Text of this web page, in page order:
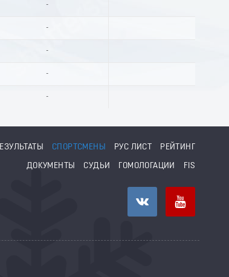
-
-
-
-
-
СПОРТСМЕНЫ РУС ЛИСТ РЕЙТИНГ
ДОКУМЕНТЫ СУДЬИ ГОМОЛОГАЦИИ FIS